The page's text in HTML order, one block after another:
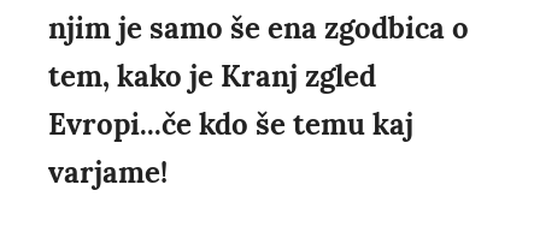
njim je samo še ena zgodbica o
tem, kako je Kranj zgled
Evropi...če kdo še temu kaj
varjame!